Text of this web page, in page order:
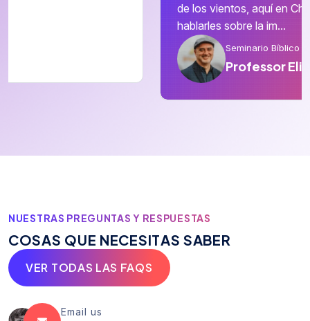
de los vientos, aquí en Chicago, Illinois. Hoy quiero
Seminario Bíblico Hispano en Chicago
Professor Elimelec Cordero
NUESTRAS PREGUNTAS Y RESPUESTAS
COSAS QUE NECESITAS SABER
VER TODAS LAS FAQS
Email us